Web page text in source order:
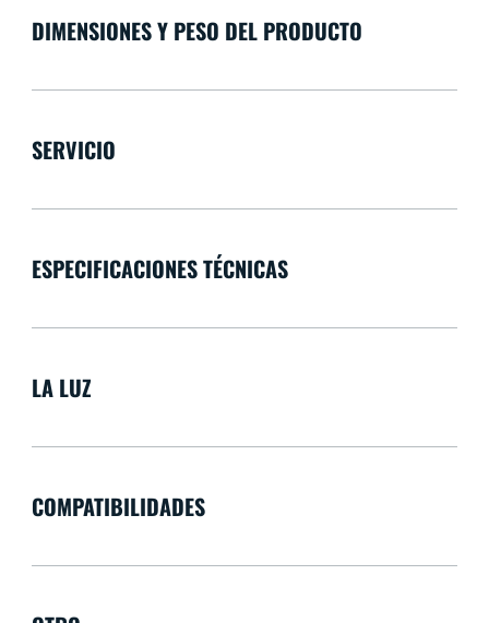
DIMENSIONES Y PESO DEL PRODUCTO
SERVICIO
ESPECIFICACIONES TÉCNICAS
LA LUZ
COMPATIBILIDADES